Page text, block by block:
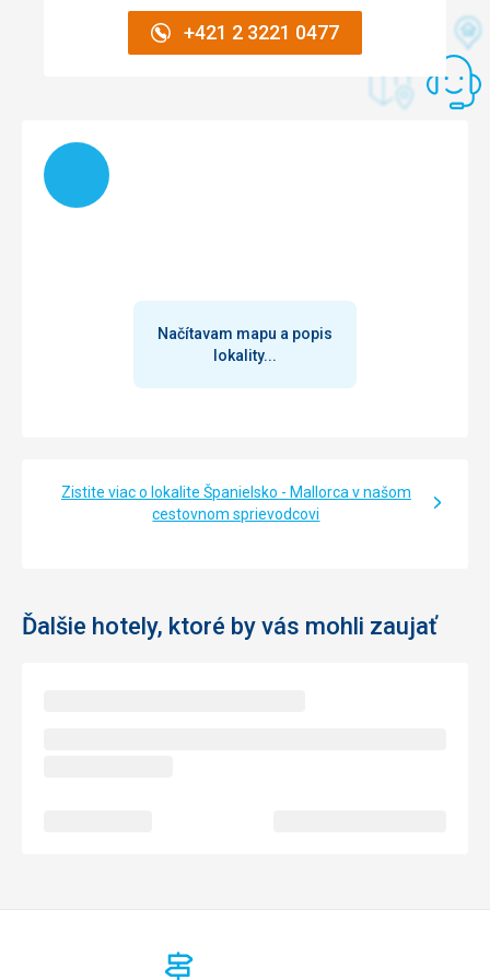
+421 2 3221 0477
Načítam
Načítavam mapu a popis
lokality...
Zistite viac o lokalite Španielsko - Mallorca v našom
cestovnom sprievodcovi
Ďalšie hotely, ktoré by vás mohli zaujať